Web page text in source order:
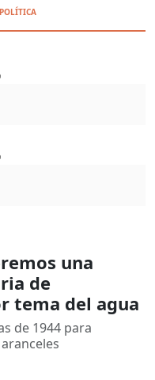
una
de
tema del agua
de 1944 para